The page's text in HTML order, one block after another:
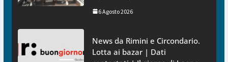
6 Agosto 2026
News da Rimini e Circondario.
Lotta ai bazar | Dati